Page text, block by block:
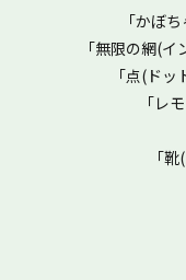
「かぼ
「無限の網(
「点(ド
「レ
「